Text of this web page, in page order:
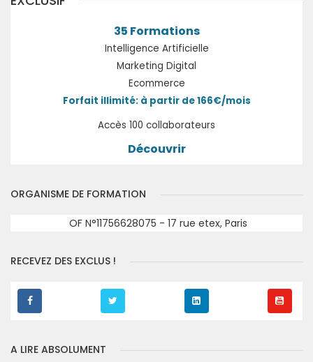
35 Formations
Intelligence Artificielle
Marketing Digital
Ecommerce
Forfait illimité: à partir de 166€/mois
Accès 100 collaborateurs
Découvrir
ORGANISME DE FORMATION
OF N°11756628075 - 17 rue etex, Paris
RECEVEZ DES EXCLUS !
A LIRE ABSOLUMENT